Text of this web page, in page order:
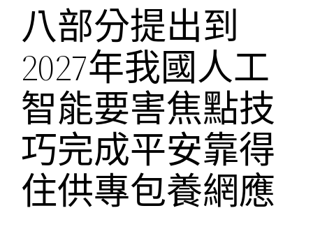
八部分提出到
2027年我國人工
智能要害焦點技
巧完成平安靠得
住供專包養網應